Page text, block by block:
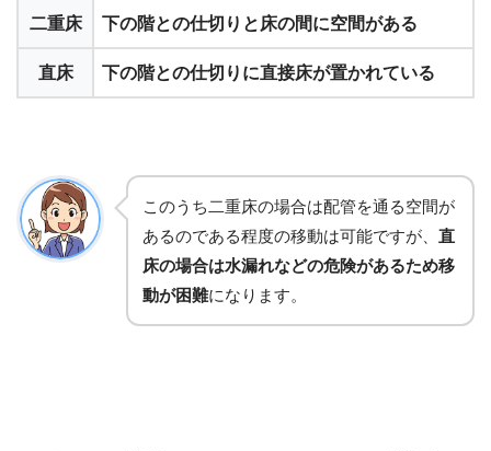
二重床 下の階との仕切りと床の間に空間がある
直床 下の階との仕切りに直接床が置かれている
このうち二重床の場合は配管を通る空間が
あるのである程度の移動は可能ですが、 直
床の場合は水漏れなどの危険があるため移
動が困難になります。